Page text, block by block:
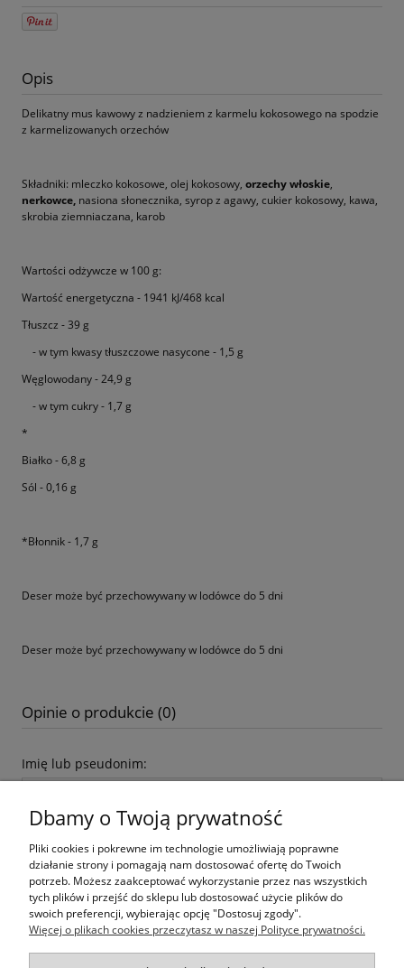
Opis
Delikatny mus kawowy z nadzieniem z karmelu kokosowego na spodzie
z karmelizowanych orzechów
Składniki: mleczko kokosowe, olej kokosowy, orzechy włoskie,
nerkowce, nasiona słonecznika, syrop z agawy, cukier kokosowy, kawa,
skrobia ziemniaczana, karob
Wartości odżywcze w 100 g:
Wartość energetyczna - 1941 kJ/468 kcal
Tłuszcz - 39 g
- w tym kwasy tłuszczowe nasycone - 1,5 g
Węglowodany - 24,9 g
- w tym cukry - 1,7 g
*
Białko - 6,8 g
Sól - 0,16 g
*Błonnik - 1,7 g
Deser może być przechowywany w lodówce do 5 dni
Deser może być przechowywany w lodówce do 5 dni
Opinie o produkcie (0)
Imię lub pseudonim:
Twoja opinia:
Dbamy o Twoją prywatność
Pliki cookies i pokrewne im technologie umożliwiają poprawne
działanie strony i pomagają nam dostosować ofertę do Twoich
potrzeb. Możesz zaakceptować wykorzystanie przez nas wszystkich
tych plików i przejść do sklepu lub dostosować użycie plików do
swoich preferencji, wybierając opcję "Dostosuj zgody".
Więcej o plikach cookies przeczytasz w naszej Polityce prywatności.